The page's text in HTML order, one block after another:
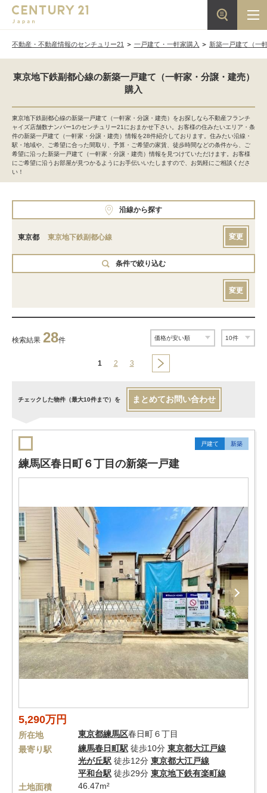
不動産・不動産情報のセンチュリー21 一戸建て・一軒家購入 新築一戸建て（一
東京地下鉄副都心線の新築一戸建て（一軒家・分譲・建売）
購入
東京地下鉄副都心線の新築一戸建て（一軒家・分譲・建売）をお探しなら不動産フランチ
ャイズ店舗数ナンバー1のセンチュリー21におまかせ下さい。お客様の住みたいエリア・条
件の新築一戸建て（一軒家・分譲・建売）情報を28件紹介しております。住みたい沿線・
駅・地域や、ご希望に合った間取り、予算・ご希望の家賃、徒歩時間などの条件から、ご
希望に沿った新築一戸建て（一軒家・分譲・建売）情報を見つけていただけます。お客様
にご希望に沿うお部屋が見つかるようにお手伝いいたしますので、お気軽にご相談くださ
い！
沿線から探す
東京都 東京地下鉄副都心線 変更
条件で絞り込む
変更
検索結果 28件
1 2 3
チェックした物件（最大10件まで）を まとめてお問い合わせ
戸建て 新築
練馬区春日町６丁目の新築一戸建
5,290万円
所在地 東京都練馬区春日町６丁目
最寄り駅
練馬春日町駅 徒歩10分 東京都大江戸線
光が丘駅 徒歩12分 東京都大江戸線
平和台駅 徒歩29分 東京地下鉄有楽町線
土地面積
46.47m²